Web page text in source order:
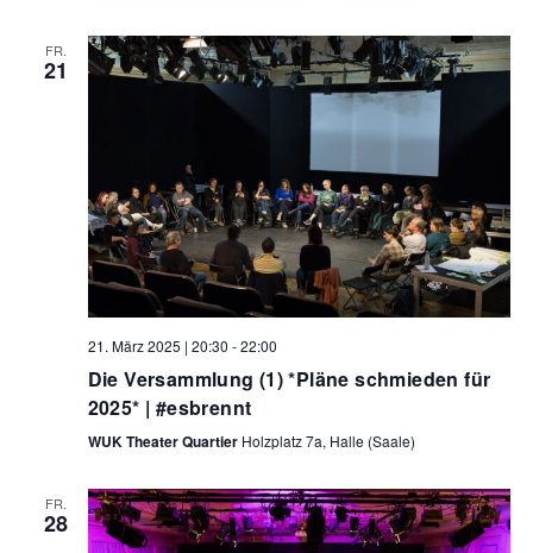
FR.
21
21. März 2025 | 20:30 -22:00
Die Versammlung (1) *Pläne schmieden für
2025* | #esbrennt
WUK Theater Quartier Holzplatz 7a, Halle (Saale)
FR.
28